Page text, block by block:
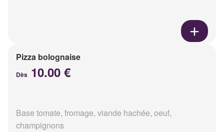
Pizza bolognaise
Dès 10.00 €
Base tomate, fromage, viande hachée, oeuf,
champignons